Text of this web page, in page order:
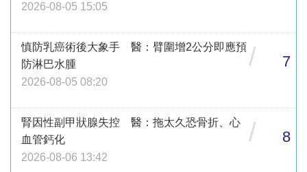
2026-08-05 15:05
慎防乳癌術後大象手 醫：臂圍增2公分即應預
防淋巴水腫
2026-08-05 08:20
/ 7
腎因性副甲狀腺失控 醫：拖太久恐骨折、心
血管鈣化
2026-08-06 13:42
/ 8